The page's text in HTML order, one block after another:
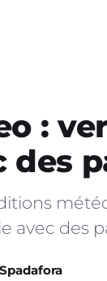
:
des
avec des